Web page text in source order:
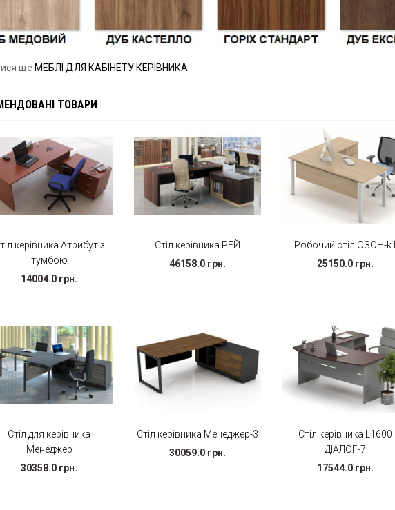
ще МЕБЛІ ДЛЯ КАБІНЕТУ КЕРІВНИКА
ТОВАРИ
керівника Атрибут з
тумбою
14004.0 грн.
Стіл керівника РЕЙ
46158.0 грн.
Робочий стіл ОЗОН-k1
25150.0 грн.
Стіл для керівника
Менеджер
30358.0 грн.
Стіл керівника Менеджер-3
30059.0 грн.
Стіл керівника L1600
ДІАЛОГ-7
17544.0 грн.